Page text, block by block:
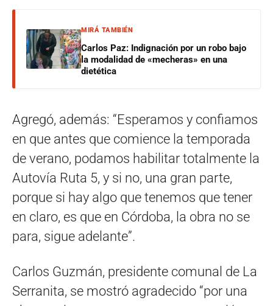
MIRÁ TAMBIÉN
Carlos Paz: Indignación por un robo bajo
la modalidad de «mecheras» en una
dietética
Agregó, además: “Esperamos y confiamos
en que antes que comience la temporada
de verano, podamos habilitar totalmente la
Autovía Ruta 5, y si no, una gran parte,
porque si hay algo que tenemos que tener
en claro, es que en Córdoba, la obra no se
para, sigue adelante”.
Carlos Guzmán, presidente comunal de La
Serranita, se mostró agradecido “por una